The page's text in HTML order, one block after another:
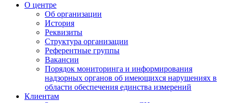
О центре
Об организации
История
Реквизиты
Структура организации
Референтные группы
Вакансии
Порядок мониторинга и информирования
надзорных органов об имеющихся нарушениях в
области обеспечения единства измерений
Клиентам